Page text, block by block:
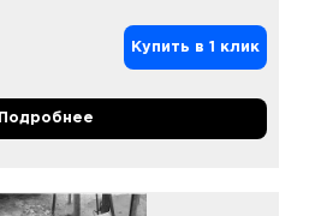
Купить в 1 клик
Подробнее